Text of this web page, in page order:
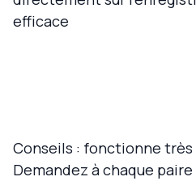
efficace
Conseils : fonctionne
Demandez à chaque